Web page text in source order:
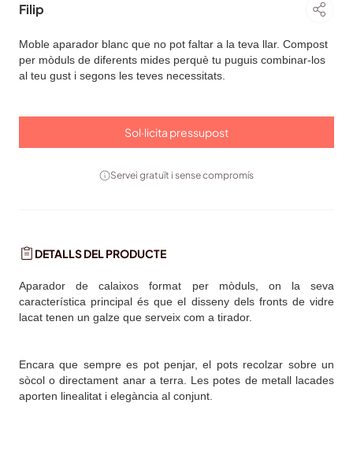
Filip
Moble aparador blanc que no pot faltar a la teva llar. Compost
per mòduls de diferents mides perquè tu puguis combinar-los
al teu gust i segons les teves necessitats.
Sol·licita pressupost
Servei gratuït i sense compromís
DETALLS DEL PRODUCTE
Aparador de calaixos format per mòduls, on la seva
característica principal és que el disseny dels fronts de vidre
lacat tenen un galze que serveix com a tirador.
Encara que sempre es pot penjar, el pots recolzar sobre un
sòcol o directament anar a terra. Les potes de metall lacades
aporten linealitat i elegància al conjunt.